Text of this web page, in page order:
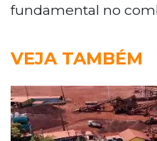
fundamental no
VEJA TAMBÉM